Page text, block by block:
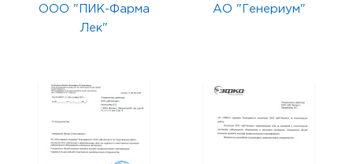
ООО "ПИК-Фарма
Лек"
АО "Генериум"